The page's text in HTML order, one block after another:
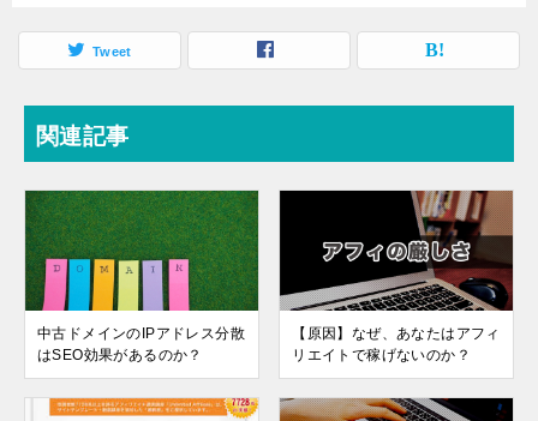
Tweet
関連記事
中古ドメインのIPアドレス分散
はSEO効果があるのか？
【原因】なぜ、あなたはアフィ
リエイトで稼げないのか？